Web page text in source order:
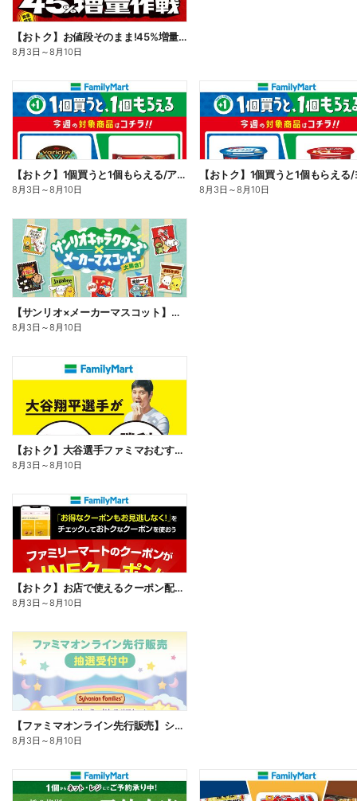
【おトク】お値段そのまま!45%増量作戦!
8月3日 ～8月10日
【おトク】1個買うと1個もらえる/アイス
8月3日 ～8月10日 8月3日 ～8月10日
【サンリオ×メーカーマスコット】オリジナルグッズ貰える!
8月3日 ～8月10日
【おトク】大谷選手ファミマおむすび割
8月3日 ～8月10日
【おトク】お店で使えるクーポン配信中
8月3日 ～8月10日
【ファミマオンライン先行販売】シルバニアファミリー
8月3日 ～8月10日